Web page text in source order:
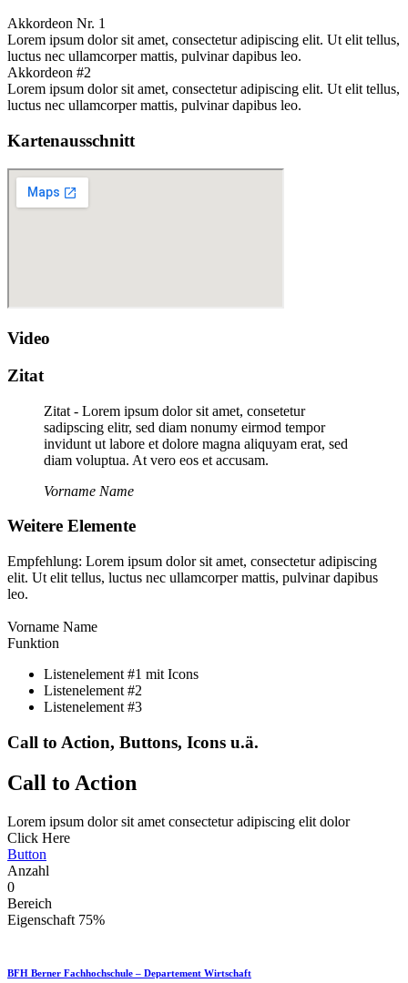
Akkordeon Nr. 1
Lorem ipsum dolor sit amet, consectetur adipiscing elit. Ut elit tellus,
luctus nec ullamcorper mattis, pulvinar dapibus leo.
Akkordeon #2
Lorem ipsum dolor sit amet, consectetur adipiscing elit. Ut elit tellus,
luctus nec ullamcorper mattis, pulvinar dapibus leo.
Kartenausschnitt
Video
Zitat
Zitat - Lorem ipsum dolor sit amet, consetetur
sadipscing elitr, sed diam nonumy eirmod tempor
invidunt ut labore et dolore magna aliquyam erat, sed
diam voluptua. At vero eos et accusam.
Vorname Name
Weitere Elemente
Empfehlung: Lorem ipsum dolor sit amet, consectetur adipiscing
elit. Ut elit tellus, luctus nec ullamcorper mattis, pulvinar dapibus
leo.
Vorname Name
Funktion
Listenelement #1 mit Icons
Listenelement #2
Listenelement #3
Call to Action, Buttons, Icons u.ä.
Call to Action
Lorem ipsum dolor sit amet consectetur adipiscing elit dolor
Click Here
Button
Anzahl
0
Bereich
Eigenschaft 75%
BFH Berner Fachhochschule – Departement Wirtschaft​